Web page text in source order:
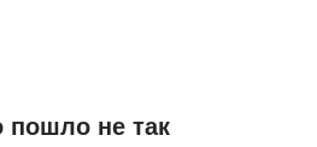
пошло не так